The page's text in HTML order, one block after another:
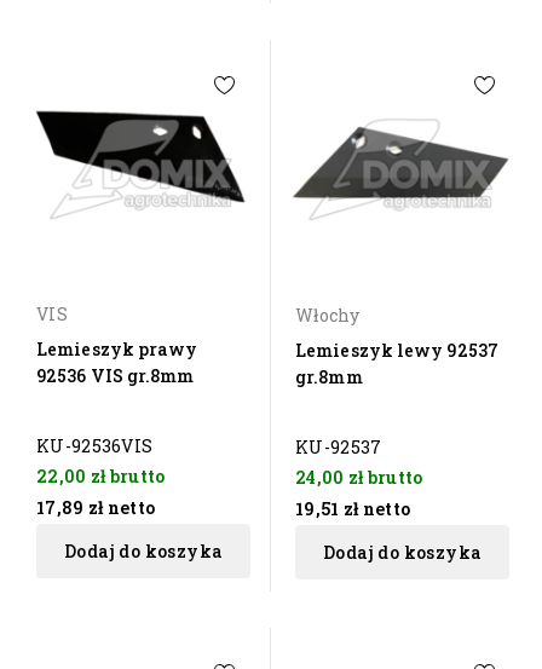
VIS
Lemieszyk prawy
92536 VIS gr.8mm
KU-92536VIS
22,00 złbrutto
17,89 zł netto
Dodaj do koszyka
Włochy
Lemieszyk lewy 92537
gr.8mm
KU-92537
24,00 złbrutto
19,51 zł netto
Dodaj do koszyka